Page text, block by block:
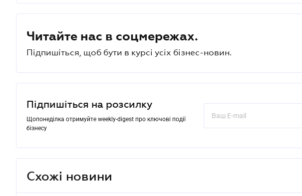
Читайте нас в соцмережах.
Підпишіться, щоб бути в курсі усіх бізнес-новин.
Підпишіться на розсилку
Щопонеділка отримуйте weekly-digest про ключові події
бізнесу
Схожі новини